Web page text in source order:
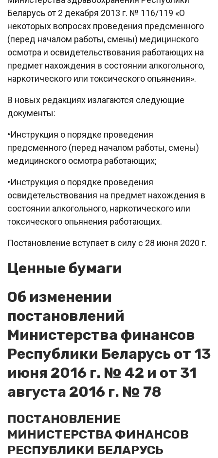
Беларусь от 2 декабря 2013 г. № 116/119 «О
некоторых вопросах проведения предсменного
(перед началом работы, смены) медицинского
осмотра и освидетельствования работающих на
предмет нахождения в состоянии алкогольного,
наркотического или токсического опьянения».
В новых редакциях излагаются следующие
документы:
•Инструкция о порядке проведения
предсменного (перед началом работы, смены)
медицинского осмотра работающих;
•Инструкция о порядке проведения
освидетельствования на предмет нахождения в
состоянии алкогольного, наркотического или
токсического опьянения работающих.
Постановление вступает в силу с 28 июня 2020 г.
Ценные бумаги
Об изменении
постановлений
Министерства финансов
Республики Беларусь от 13
июня 2016 г. № 42 и от 31
августа 2016 г. № 78
ПОСТАНОВЛЕНИЕ
МИНИСТЕРСТВА ФИНАНСОВ
РЕСПУБЛИКИ БЕЛАРУСЬ